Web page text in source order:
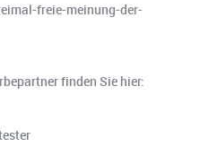
freie-meinung-der-
finden Sie hier: